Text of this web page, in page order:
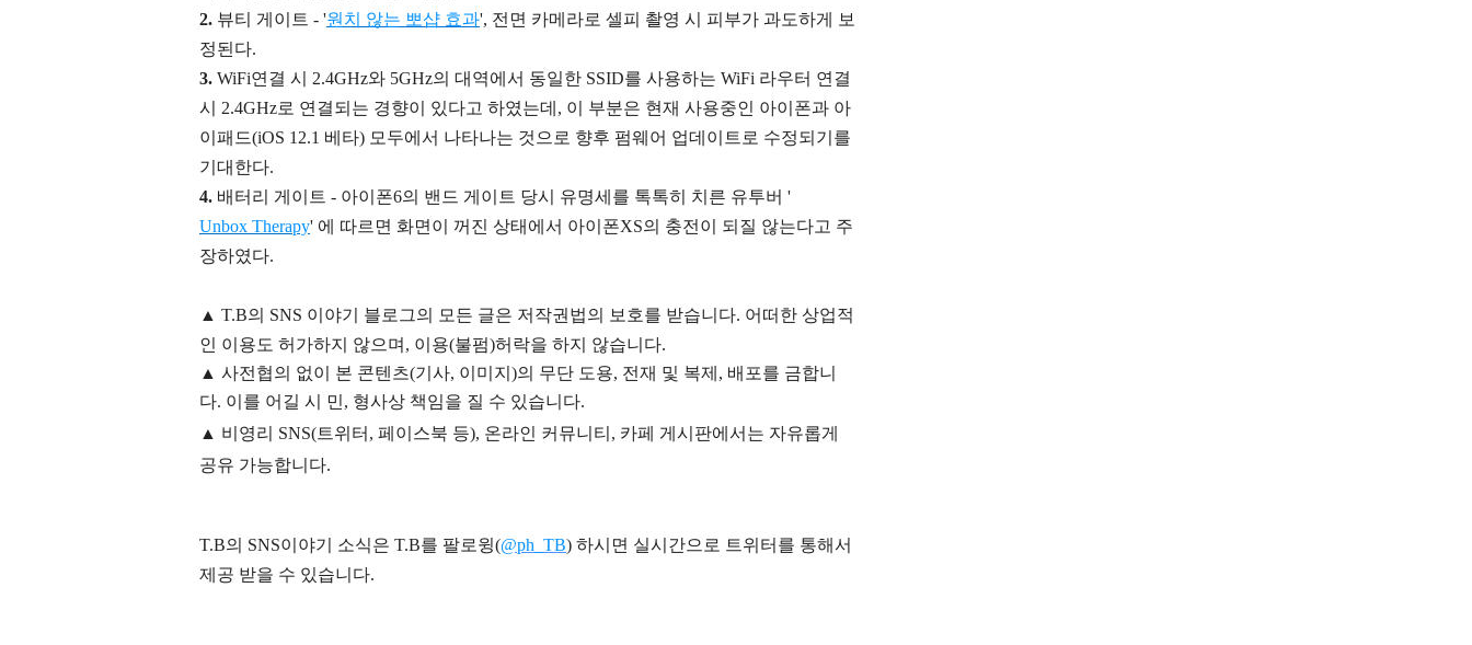
2. 뷰티 게이트 - '원치 않는 뽀샵 효과', 전면 카메라로 셀피 촬영 시 피부가 과도하게 보
정된다.
3. WiFi연결 시 2.4GHz와 5GHz의 대역에서 동일한 SSID를 사용하는 WiFi 라우터 연결
시 2.4GHz로 연결되는 경향이 있다고 하였는데, 이 부분은 현재 사용중인 아이폰과 아
이패드(iOS 12.1 베타) 모두에서 나타나는 것으로 향후 펌웨어 업데이트로 수정되기를
기대한다.
4. 배터리 게이트 - 아이폰6의 밴드 게이트 당시 유명세를 톡톡히 치른 유투버 '
Unbox Therapy' 에 따르면 화면이 꺼진 상태에서 아이폰XS의 충전이 되질 않는다고 주
장하였다.
▲ T.B의 SNS 이야기 블 로그의 모든 글은 저작권법의 보호를 받습니다. 어떠한 상업적
인 이용도 허가하지 않으며, 이용(불펌)허락을 하지 않습니다.
▲ 사전협의 없이 본 콘텐츠(기사, 이미지)의 무단 도용, 전재 및 복제, 배포를 금합니
다. 이를 어길 시 민, 형사상 책임을 질 수 있습니다.
▲ 비영리 SNS(트위터, 페이스북 등), 온라인 커뮤니티, 카페 게시판에서는 자유롭게
공유 가능합니다.
T.B의 SNS이야기 소식은 T.B를 팔로윙(@ph_TB) 하시면 실시간으로 트위터를 통해서
제공 받을 수 있습니다.